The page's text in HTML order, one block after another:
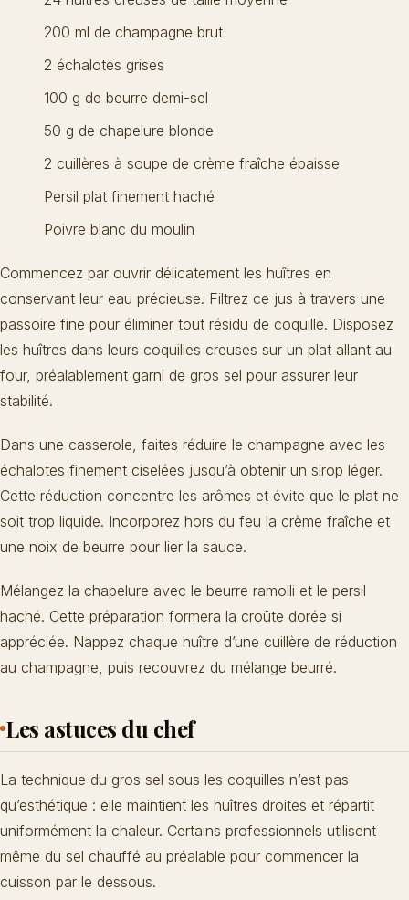
200 ml de champagne brut
2 échalotes grises
100 g de beurre demi-sel
50 g de chapelure blonde
2 cuillères à soupe de crème fraîche épaisse
Persil plat finement haché
Poivre blanc du moulin
Commencez par ouvrir délicatement les huîtres en
conservant leur eau précieuse. Filtrez ce jus à travers une
passoire fine pour éliminer tout résidu de coquille. Disposez
les huîtres dans leurs coquilles creuses sur un plat allant au
four, préalablement garni de gros sel pour assurer leur
stabilité.
Dans une casserole, faites réduire le champagne avec les
échalotes finement ciselées jusqu’à obtenir un sirop léger.
Cette réduction concentre les arômes et évite que le plat ne
soit trop liquide. Incorporez hors du feu la crème fraîche et
une noix de beurre pour lier la sauce.
Mélangez la chapelure avec le beurre ramolli et le persil
haché. Cette préparation formera la croûte dorée si
appréciée. Nappez chaque huître d’une cuillère de réduction
au champagne, puis recouvrez du mélange beurré.
Les astuces du chef
La technique du gros sel sous les coquilles n’est pas
qu’esthétique : elle maintient les huîtres droites et répartit
uniformément la chaleur. Certains professionnels utilisent
même du sel chauffé au préalable pour commencer la
cuisson par le dessous.